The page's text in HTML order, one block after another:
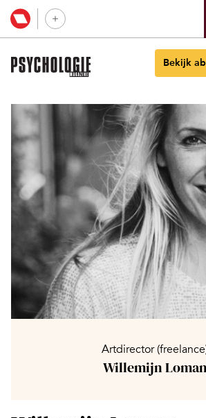
Bekijk
Artdirector
Willemijn Loman